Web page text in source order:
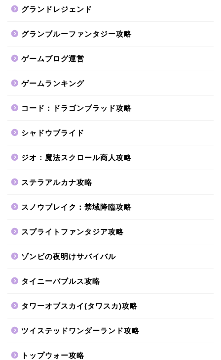
グランドレジェンド
グランブルーファンタジー攻略
ゲームブログ運営
ゲームランキング
コード：ドラゴンブラッド攻略
シャドウブライド
ジオ：魔法スクロール商人攻略
ステラアルカナ攻略
スノウブレイク：禁域降臨攻略
スプライトファンタジア攻略
ゾンビの夜明けサバイバル
タイニーバブルス攻略
タワーオブスカイ(タワスカ)攻略
ツイステッドワンダーランド攻略
トップウォー攻略